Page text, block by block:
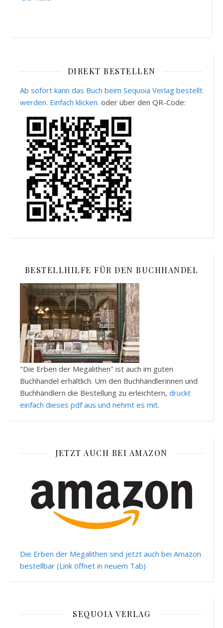
DIREKT BESTELLEN
Ab sofort kann das Buch beim Sequoia Verlag bestellt
werden. Einfach klicken. oder über den QR-Code:
BESTELLHILFE FÜR DEN BUCHHANDEL
"Die Erben der Megalithen" ist auch im guten
Buchhandel erhältlich. Um den Buchhändlerinnen und
Buchhändlern die Bestellung zu erleichtern, druckt
einfach dieses pdf aus und nehmt es mit.
JETZT AUCH BEI AMAZON
Die Erben der Megalithen sind jetzt auch bei Amazon
bestellbar (Link öffnet in neuem Tab)
SEQUOIA VERLAG